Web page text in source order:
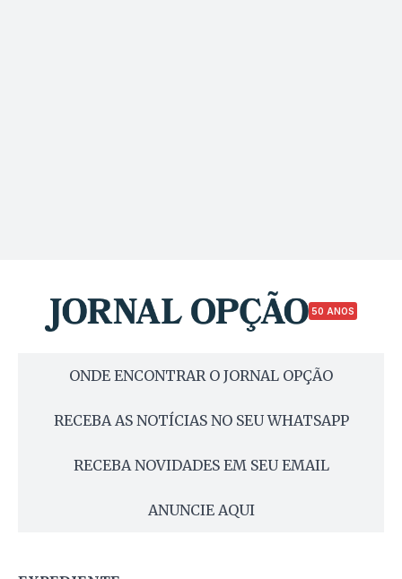
50 ANOS
ONDE ENCONTRAR O JORNAL OPÇÃO
RECEBA AS NOTÍCIAS NO SEU WHATSAPP
RECEBA NOVIDADES EM SEU EMAIL
ANUNCIE AQUI